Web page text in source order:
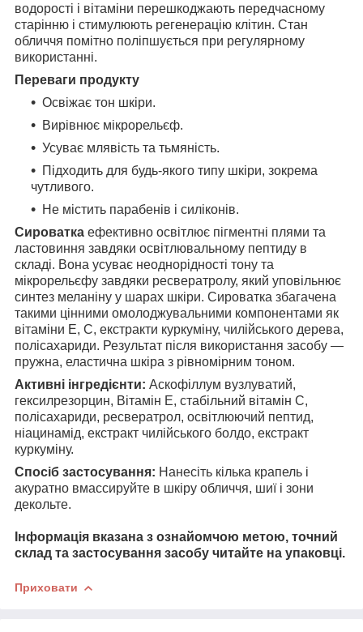
водорості і вітаміни перешкоджають передчасному
старінню і стимулюють регенерацію клітин. Стан
обличчя помітно поліпшується при регулярному
використанні.
Переваги продукту
Освіжає тон шкіри.
Вирівнює мікрорельєф.
Усуває млявість та тьмяність.
Підходить для будь-якого типу шкіри, зокрема
чутливого.
Не містить парабенів і силіконів.
Сироватка ефективно освітлює пігментні плями та
ластовиння завдяки освітлювальному пептиду в
складі. Вона усуває неоднорідності тону та
мікрорельєфу завдяки ресвератролу, який уповільнює
синтез меланіну у шарах шкіри. Сироватка збагачена
такими цінними омолоджувальними компонентами як
вітаміни E, C, екстракти куркуміну, чилійського дерева,
полісахариди. Результат після використання засобу —
пружна, еластична шкіра з рівномірним тоном.
Активні інгредієнти: Аскофіллум вузлуватий,
гексилрезорцин, Вітамін Е, стабільний вітамін С,
полісахариди, ресвератрол, освітлюючий пептид,
ніацинамід, екстракт чилійського болдо, екстракт
куркуміну.
Спосіб застосування: Нанесіть кілька крапель і
акуратно вмассируйте в шкіру обличчя, шиї і зони
декольте.
Інформація вказана з ознайомчою метою, точний
склад та застосування засобу читайте на упаковці.
Приховати